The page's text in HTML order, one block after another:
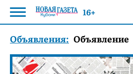
Объявления: Объявление
16+